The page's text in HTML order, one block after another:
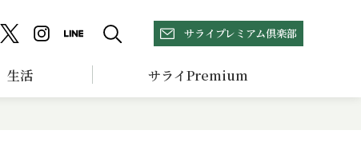
サライプレミアム倶楽部
生活 サライPremium